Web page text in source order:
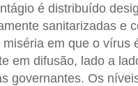
é distribuído
sanitarizadas e
miséria em que o vírus
em difusão, lado a
governantes. Os